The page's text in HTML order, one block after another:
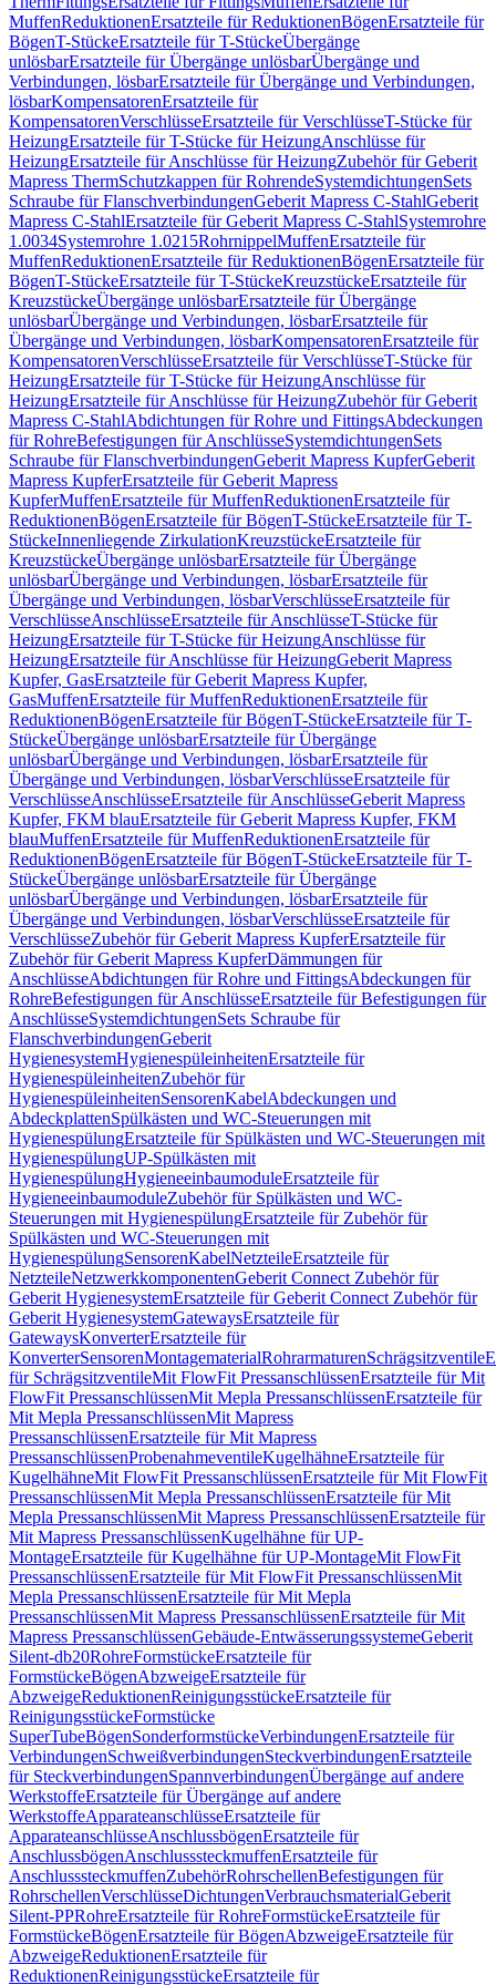
MuffenReduktionenErsatzteile für ReduktionenBögenErsatzteile für
BögenT-StückeErsatzteile für T-StückeÜbergänge
unlösbarErsatzteile für Übergänge unlösbarÜbergänge und
Verbindungen, lösbarErsatzteile für Übergänge und Verbindungen,
lösbarKompensatorenErsatzteile für
KompensatorenVerschlüsseErsatzteile für VerschlüsseT-Stücke für
HeizungErsatzteile für T-Stücke für HeizungAnschlüsse für
HeizungErsatzteile für Anschlüsse für HeizungZubehör für Geberit
Mapress ThermSchutzkappen für RohrendeSystemdichtungenSets
Schraube für FlanschverbindungenGeberit Mapress C-StahlGeberit
Mapress C-StahlErsatzteile für Geberit Mapress C-StahlSystemrohre
1.0034Systemrohre 1.0215RohrnippelMuffenErsatzteile für
MuffenReduktionenErsatzteile für ReduktionenBögenErsatzteile für
BögenT-StückeErsatzteile für T-StückeKreuzstückeErsatzteile für
KreuzstückeÜbergänge unlösbarErsatzteile für Übergänge
unlösbarÜbergänge und Verbindungen, lösbarErsatzteile für
Übergänge und Verbindungen, lösbarKompensatorenErsatzteile für
KompensatorenVerschlüsseErsatzteile für VerschlüsseT-Stücke für
HeizungErsatzteile für T-Stücke für HeizungAnschlüsse für
HeizungErsatzteile für Anschlüsse für HeizungZubehör für Geberit
Mapress C-StahlAbdichtungen für Rohre und FittingsAbdeckungen
für RohreBefestigungen für AnschlüsseSystemdichtungenSets
Schraube für FlanschverbindungenGeberit Mapress KupferGeberit
Mapress KupferErsatzteile für Geberit Mapress
KupferMuffenErsatzteile für MuffenReduktionenErsatzteile für
ReduktionenBögenErsatzteile für BögenT-StückeErsatzteile für T-
StückeInnenliegende ZirkulationKreuzstückeErsatzteile für
KreuzstückeÜbergänge unlösbarErsatzteile für Übergänge
unlösbarÜbergänge und Verbindungen, lösbarErsatzteile für
Übergänge und Verbindungen, lösbarVerschlüsseErsatzteile für
VerschlüsseAnschlüsseErsatzteile für AnschlüsseT-Stücke für
HeizungErsatzteile für T-Stücke für HeizungAnschlüsse für
HeizungErsatzteile für Anschlüsse für HeizungGeberit Mapress
Kupfer, GasErsatzteile für Geberit Mapress Kupfer,
GasMuffenErsatzteile für MuffenReduktionenErsatzteile für
ReduktionenBögenErsatzteile für BögenT-StückeErsatzteile für T-
StückeÜbergänge unlösbarErsatzteile für Übergänge
unlösbarÜbergänge und Verbindungen, lösbarErsatzteile für
Übergänge und Verbindungen, lösbarVerschlüsseErsatzteile für
VerschlüsseAnschlüsseErsatzteile für AnschlüsseGeberit Mapress
Kupfer, FKM blauErsatzteile für Geberit Mapress Kupfer, FKM
blauMuffenErsatzteile für MuffenReduktionenErsatzteile für
ReduktionenBögenErsatzteile für BögenT-StückeErsatzteile für T-
StückeÜbergänge unlösbarErsatzteile für Übergänge
unlösbarÜbergänge und Verbindungen, lösbarErsatzteile für
Übergänge und Verbindungen, lösbarVerschlüsseErsatzteile für
VerschlüsseZubehör für Geberit Mapress KupferErsatzteile für
Zubehör für Geberit Mapress KupferDämmungen für
AnschlüsseAbdichtungen für Rohre und FittingsAbdeckungen für
RohreBefestigungen für AnschlüsseErsatzteile für Befestigungen für
AnschlüsseSystemdichtungenSets Schraube für
FlanschverbindungenGeberit
HygienesystemHygienespüleinheitenErsatzteile für
HygienespüleinheitenZubehör für
HygienespüleinheitenSensorenKabelAbdeckungen und
AbdeckplattenSpülkästen und WC-Steuerungen mit
HygienespülungErsatzteile für Spülkästen und WC-Steuerungen mit
HygienespülungUP-Spülkästen mit
HygienespülungHygieneeinbaumoduleErsatzteile für
HygieneeinbaumoduleZubehör für Spülkästen und WC-
Steuerungen mit HygienespülungErsatzteile für Zubehör für
Spülkästen und WC-Steuerungen mit
HygienespülungSensorenKabelNetzteileErsatzteile für
NetzteileNetzwerkkomponentenGeberit Connect Zubehör für
Geberit HygienesystemErsatzteile für Geberit Connect Zubehör für
Geberit HygienesystemGatewaysErsatzteile für
GatewaysKonverterErsatzteile für
KonverterSensorenMontagematerialRohrarmaturenSchrägsitzventile
für SchrägsitzventileMit FlowFit PressanschlüssenErsatzteile für Mit
FlowFit PressanschlüssenMit Mepla PressanschlüssenErsatzteile für
Mit Mepla PressanschlüssenMit Mapress
PressanschlüssenErsatzteile für Mit Mapress
PressanschlüssenProbenahmeventileKugelhähneErsatzteile für
KugelhähneMit FlowFit PressanschlüssenErsatzteile für Mit FlowFit
PressanschlüssenMit Mepla PressanschlüssenErsatzteile für Mit
Mepla PressanschlüssenMit Mapress PressanschlüssenErsatzteile für
Mit Mapress PressanschlüssenKugelhähne für UP-
MontageErsatzteile für Kugelhähne für UP-MontageMit FlowFit
PressanschlüssenErsatzteile für Mit FlowFit PressanschlüssenMit
Mepla PressanschlüssenErsatzteile für Mit Mepla
PressanschlüssenMit Mapress PressanschlüssenErsatzteile für Mit
Mapress PressanschlüssenGebäude-EntwässerungssystemeGeberit
Silent-db20RohreFormstückeErsatzteile für
FormstückeBögenAbzweigeErsatzteile für
AbzweigeReduktionenReinigungsstückeErsatzteile für
ReinigungsstückeFormstücke
SuperTubeBögenSonderformstückeVerbindungenErsatzteile für
VerbindungenSchweißverbindungenSteckverbindungenErsatzteile
für SteckverbindungenSpannverbindungenÜbergänge auf andere
WerkstoffeErsatzteile für Übergänge auf andere
WerkstoffeApparateanschlüsseErsatzteile für
ApparateanschlüsseAnschlussbögenErsatzteile für
AnschlussbögenAnschlusssteckmuffenErsatzteile für
AnschlusssteckmuffenZubehörRohrschellenBefestigungen für
RohrschellenVerschlüsseDichtungenVerbrauchsmaterialGeberit
Silent-PPRohreErsatzteile für RohreFormstückeErsatzteile für
FormstückeBögenErsatzteile für BögenAbzweigeErsatzteile für
AbzweigeReduktionenErsatzteile für
ReduktionenReinigungsstückeErsatzteile für